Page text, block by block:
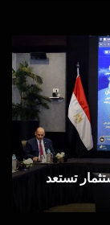
تستعد
إذا